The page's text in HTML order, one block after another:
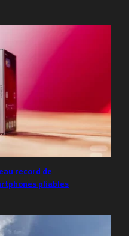
record de
pliables